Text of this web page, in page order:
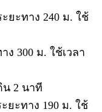
ยะทาง 240 ม. ใช้
ง 300 ม. ใช้เวลา
น 2 นาที
ยะทาง 190 ม. ใช้